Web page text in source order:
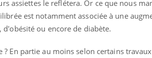
assiettes le reflétera. Or ce que nous
est notamment associée à une
ou encore de diabète.
En partie au moins selon certains